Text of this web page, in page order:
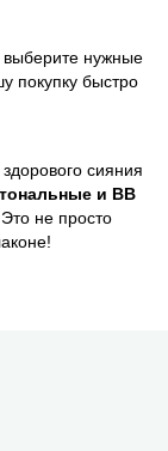
, выберите нужные
покупку быстро
сияния
и ВВ
. Это не просто